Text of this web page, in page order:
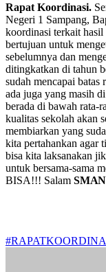
Rapat Koordinasi.
Negeri 1 Sampang,
koordinasi terkait hasil
bertujuan untuk
sebelumnya dan
ditingkatkan di tahun
sudah mencapai batas
ada juga yang masih
berada di bawah rata-
kualitas sekolah akan
membiarkan yang
kita pertahankan agar
bisa kita laksanakan
untuk bersama-sama
BISA!!! Salam